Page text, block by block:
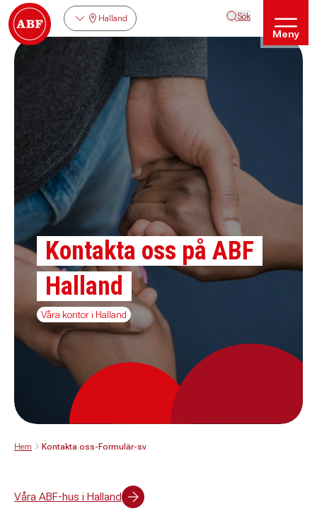
Halland Sök
Meny
Kontakta oss på ABF
Halland
Våra kontor i Halland
Hem Kontakta oss-Formulär-sv
Våra ABF-hus i Halland